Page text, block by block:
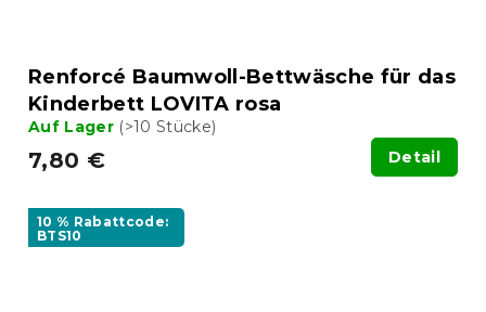
Renforcé Baumwoll-Bettwäsche für das
Kinderbett LOVITA rosa
Auf Lager (>10 Stücke)
7,80 € Detail
10 % Rabattcode:
BTS10